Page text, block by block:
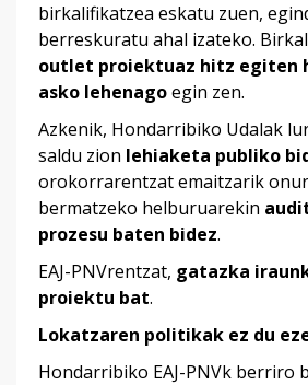
birkalifikatzea eskatu zuen,
berreskuratu ahal izateko.
outlet proiektuaz hitz egiten
asko lehenagoegin zen.
Azkenik, Hondarribiko Udalak
saldu zion lehiaketa publiko
orokorrarentzat emaitzarik
bermatzeko helburuarekin
prozesu baten bidez.
EAJ-PNVrentzat, gatazka
proiektu bat.
Lokatzaren politikak ez du
Hondarribiko EAJ-PNVk berriro